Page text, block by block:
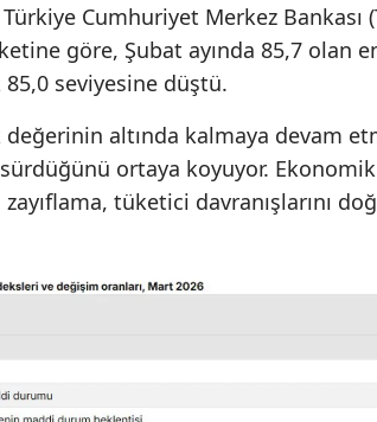
Cumhuriyet Merkez
göre, Şubat ayında 85,7 olan
85,0 seviyesine düştü.
değerinin altında kalmaya devam
sürdüğünü ortaya koyuyor.
tüketici davranışlarını